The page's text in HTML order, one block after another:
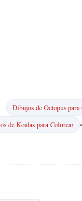
Dibujos de Octopus para
de Koalas para Colorear